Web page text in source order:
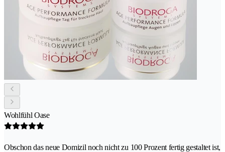
Wohlfühl Oase
Obschon das neue Domizil noch nicht zu 100 Prozent fertig gestaltet ist,